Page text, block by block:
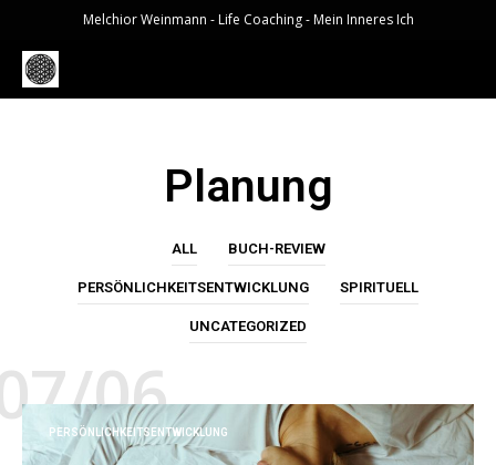
Melchior Weinmann - Life Coaching - Mein Inneres Ich
Planung
ALL BUCH-REVIEW
PERSÖNLICHKEITSENTWICKLUNG SPIRITUELL
UNCATEGORIZED
06
PERSÖNLICHKEITSENTWICKLUNG